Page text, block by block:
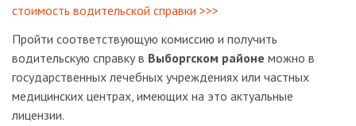
стоимость водительской справки >>>
Пройти соответствующую комиссию и получить
водительскую справку в Выборгском районе можно в
государственных лечебных учреждениях или частных
медицинских центрах, имеющих на это актуальные
лицензии.